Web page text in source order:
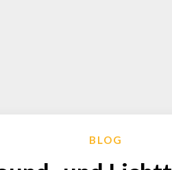
BLOG